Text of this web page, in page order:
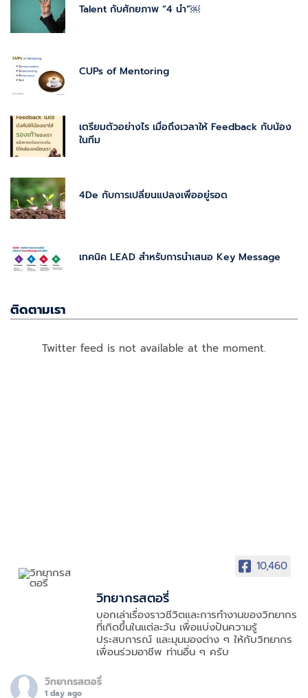
Talent กับศักยภาพ “4 นำ”￼
CUPs of Mentoring
เตรียมตัวอย่างไร เมื่อถึงเวลาให้ Feedback กับน้อง
ในทีม
4De กับการเปลี่ยนแปลงเพื่ออยู่รอด
เทคนิค LEAD สำหรับการนำเสนอ Key Message
ติดตามเรา
Twitter feed is not available at the moment.
10,460
วิทยากรสตอรี่
บอกเล่าเรื่องราวชีวิตและการทำงานของวิทยากร
ที่เกิดขึ้นในแต่ละวัน เพื่อแบ่งปันความรู้
ประสบการณ์ และมุมมองต่าง ๆ ให้กับวิทยากร
เพื่อนร่วมอาชีพ ท่านอื่น ๆ ครับ
วิทยากรสตอรี่
1 day ago